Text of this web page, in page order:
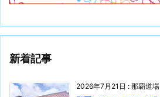
新着記事
2026年7月21日 : 那覇道場